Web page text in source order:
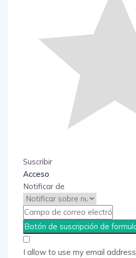
Suscribir
Acceso
Notificar de
I allow to use my email